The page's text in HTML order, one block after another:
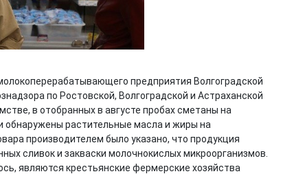
предприятия Волгоградской
по Ростовской, Волгоградской и Астраханской
в отобранных в августе пробах сметаны на
растительные масла и жиры на
производителем было указано, что продукция
сливок и закваски молочнокислых микроорганизмов.
являются крестьянские фермерские хозяйства